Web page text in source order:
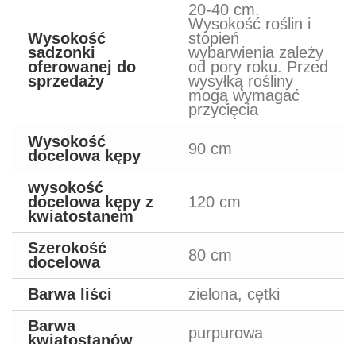
Wysokość
sadzonki
oferowanej do
sprzedaży
20-40 cm.
Wysokość roślin i
stopień
wybarwienia zależy
od pory roku. Przed
wysyłką rośliny
mogą wymagać
przycięcia
Wysokość
docelowa kępy
90 cm
wysokość
docelowa kępy z
kwiatostanem
120 cm
Szerokość
docelowa
80 cm
Barwa liści
zielona, cętki
Barwa
kwiatostanów
purpurowa